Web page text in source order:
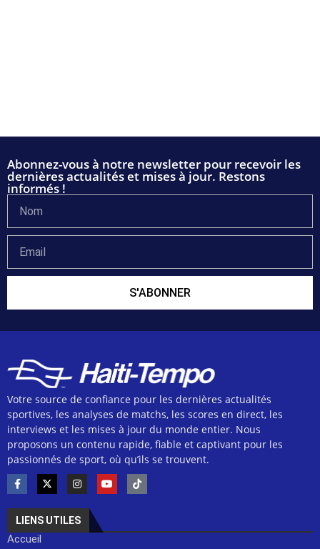
Abonnez-vous à notre newsletter pour recevoir les
dernières actualités et mises à jour. Restons
informés !
S'ABONNER
Votre source de confiance pour les dernières actualités
sportives, les analyses de matchs, les scores en direct, les
interviews et les mises à jour du monde entier. Nous
proposons un contenu rapide, fiable et captivant pour les
passionnés de sport, où qu’ils se trouvent.
LIENS UTILES
Accueil